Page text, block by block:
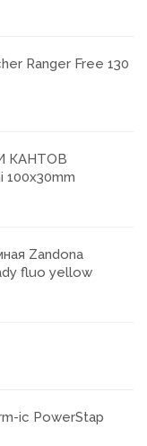
Ranger Free 130
КАНТОВ
100х30mm
Zandona
fluo yellow
ic PowerStap